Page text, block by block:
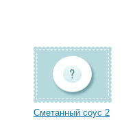
Сметанный соус 2